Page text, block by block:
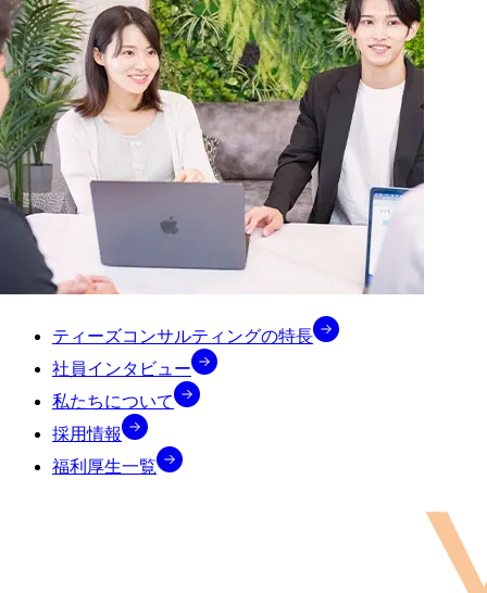
ティーズコンサルティングの特長
社員インタビュー
私たちについて
採用情報
福利厚生一覧